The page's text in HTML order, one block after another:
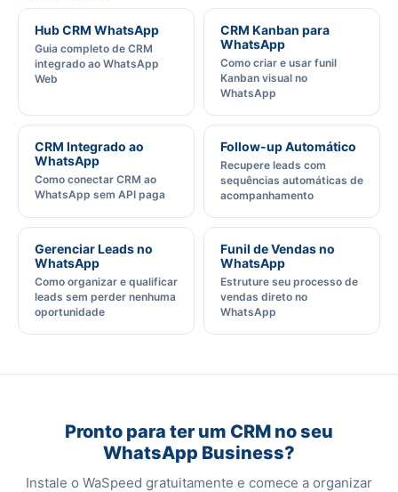
Hub CRM WhatsApp
Guia completo de CRM
integrado ao WhatsApp
Web
CRM Kanban para
WhatsApp
Como criar e usar funil
Kanban visual no
WhatsApp
CRM Integrado ao
WhatsApp
Como conectar CRM ao
WhatsApp sem API paga
Follow-up Automático
Recupere leads com
sequências automáticas de
acompanhamento
Gerenciar Leads no
WhatsApp
Como organizar e qualificar
leads sem perder nenhuma
oportunidade
Funil de Vendas no
WhatsApp
Estruture seu processo de
vendas direto no
WhatsApp
Pronto para ter um CRM no seu
WhatsApp Business?
Instale o WaSpeed gratuitamente e comece a organizar